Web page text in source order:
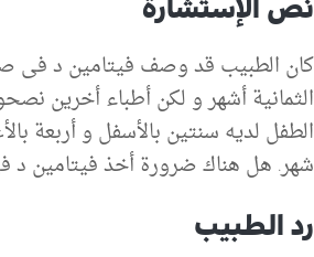
نص الإستشارة
الثمانية أشهر و لكن أطباء أخرين
الطفل لديه سنتين بالأسفل و أربعة
شهر. هل هناك ضرورة أخذ فيتامين د
رد الطبيب